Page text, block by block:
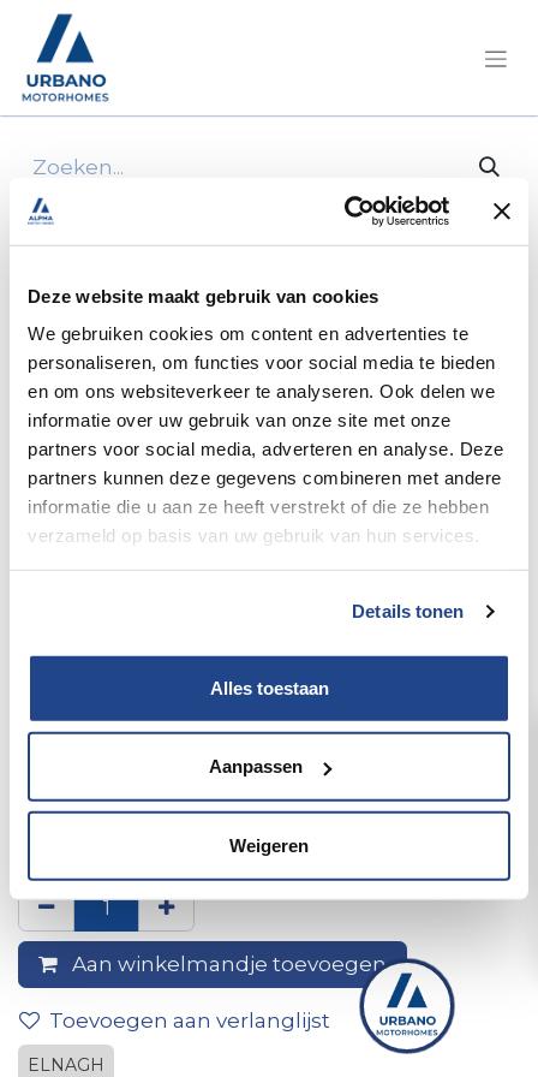
Deze website maakt gebruik van cookies
We gebruiken cookies om content en advertenties te
personaliseren, om functies voor social media te bieden
en om ons websiteverkeer te analyseren. Ook delen we
informatie over uw gebruik van onze site met onze
partners voor social media, adverteren en analyse. Deze
partners kunnen deze gegevens combineren met andere
informatie die u aan ze heeft verstrekt of die ze hebben
verzameld op basis van uw gebruik van hun services.
Details tonen
Alles toestaan
Aanpassen
Weigeren
Alle producten
Achterbumper elnagh king 580 - mod 2013
Achterbumper elnagh king
580 - mod 2013
Aan winkelmandje toevoegen
Toevoegen aan verlanglijst
ELNAGH